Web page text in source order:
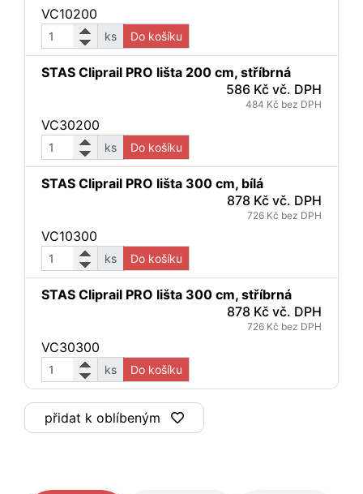
VC10200
ks Do košíku
STAS Cliprail PRO lišta 200 cm, stříbrná
586 Kč vč. DPH
484 Kč bez DPH
VC30200
ks Do košíku
STAS Cliprail PRO lišta 300 cm, bílá
878 Kč vč. DPH
726 Kč bez DPH
VC10300
ks Do košíku
STAS Cliprail PRO lišta 300 cm, stříbrná
878 Kč vč. DPH
726 Kč bez DPH
VC30300
ks Do košíku
přidat k oblíbeným